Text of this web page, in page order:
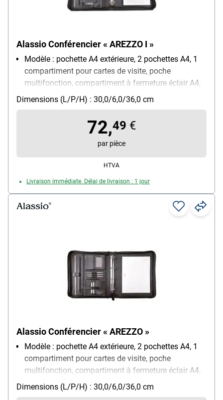
Alassio Conférencier « AREZZO I »
Modèle : pochette A4 extérieure, 2 pochettes A4, 1
compartiment pour cartes de visite, poche
multifonction, compartiment à fermeture éclair A4,
4 boucles-stylos
Matière : cuir
Dimensions (L/P/H) : 30,0/6,0/36,0 cm
72,49 €
par pièce
HTVA
Livraison immédiate. Délai de livraison : 1 jour
Alassio Conférencier « AREZZO »
Modèle : pochette A4 extérieure, 2 pochettes A4, 1
compartiment pour cartes de visite, poche
multifonction, compartiment à fermeture éclair A4,
4 boucles-stylos
Matière : similicuir
Dimensions (L/P/H) : 30,0/6,0/36,0 cm